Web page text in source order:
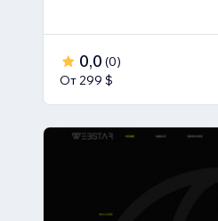
0,0 (0)
От 299 $